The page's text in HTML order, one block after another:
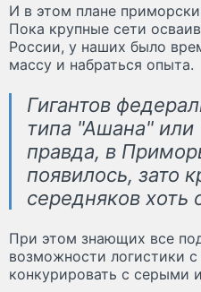
И в этом плане
Пока крупные сети
России, у наших было
массу и набраться опыта.
Гигантов
типа "Ашана" или
правда, в
появилось, зато
середняков хоть
При этом знающих все
возможности логистики
конкурировать с серыми